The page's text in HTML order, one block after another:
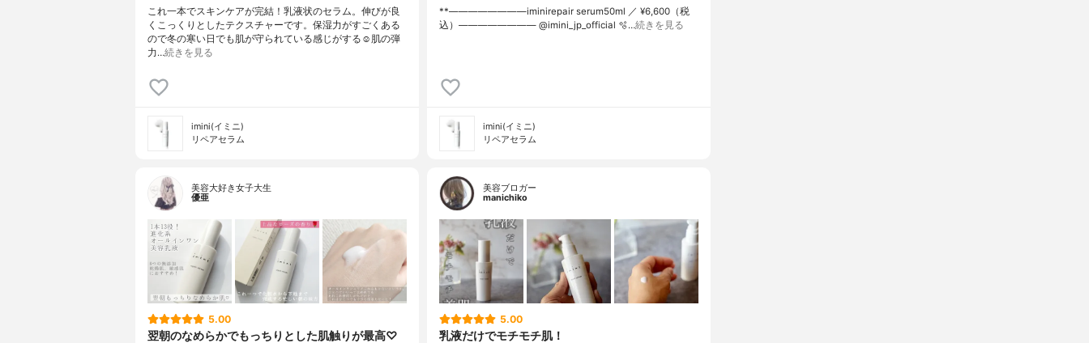
これ一本でスキンケアが完結！乳液状のセラム。伸びが良
くこっくりとしたテクスチャーです。保湿力がすごくある
ので冬の寒い日でも肌が守られている感じがする☺️肌の弾
力…続きを見る
imini(イミニ)
リペアセラム
**————————⁡iminirepair serum⁡50ml ／ ¥6,600（税
込）⁡———————— @imini_jp_official ⁡⁡⁡⁡🫧…続きを見る
imini(イミニ)
リペアセラム
美容大好き女子大生
優亜
5.00
翌朝のなめらかでもっちりとした肌触りが最高♡
美容ブロガー
manichiko
5.00
乳液だけでモチモチ肌！